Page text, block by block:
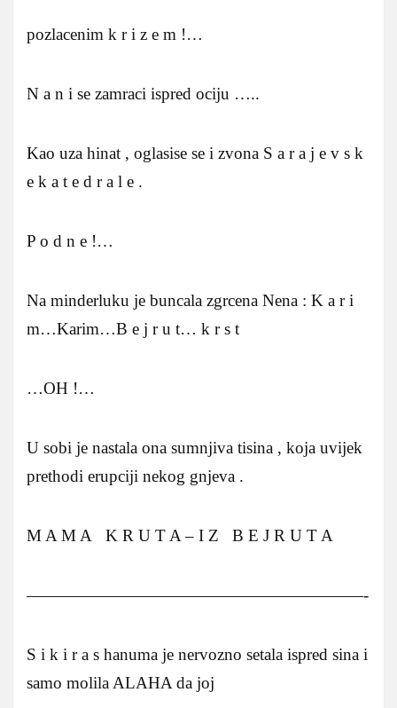
pozlacenim k r i z e m !…
N a n i se zamraci ispred ociju …..
Kao uza hinat , oglasise se i zvona S a r a j e v s k
e k a t e d r a l e .
P o d n e !…
Na minderluku je buncala zgrcena Nena : K a r i
m…Karim…B e j r u t… k r s t
…OH !…
U sobi je nastala ona sumnjiva tisina , koja uvijek
prethodi erupciji nekog gnjeva .
M A M A K R U T A – I Z B E J R U T A
————————————————————-
S i k i r a s hanuma je nervozno setala ispred sina i
samo molila ALAHA da joj